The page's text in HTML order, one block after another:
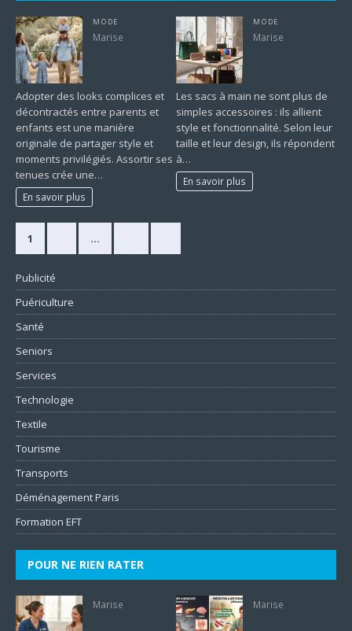
MODE
Marise
Adopter des looks complices et
décontractés entre parents et
enfants est une manière
originale de partager style et
moments privilégiés. Assortir ses
tenues crée une…
En savoir plus
MODE
Marise
Les sacs à main ne sont plus de
simples accessoires : ils allient
style et fonctionnalité. Selon leur
taille et leur design, ils répondent
à…
En savoir plus
1 …
Publicité
Puériculture
Santé
Seniors
Services
Technologie
Textile
Tourisme
Transports
Déménagement Paris
Formation EFT
POUR NE RIEN RATER
Marise Marise